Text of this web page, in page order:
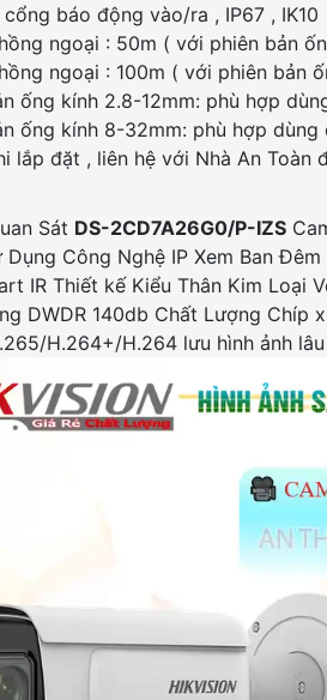
Đầu Ghi Hình
Hikvision
Dahua
Kbvision
báo động vào/ra , IP67 , IK10
ngoại : 50m ( với phiên bản
ngoại : 100m ( với phiên bản
ống kính 2.8-12mm: phù hợp
ống kính 8-32mm: phù hợp
lắp đặt , liên hệ với Nhà An
Sát DS-2CD7A26G0/P-IZS
Dụng Công Nghệ IP Xem Ban
IR Thiết kế Kiểu Thân Kim Loại
DWDR 140db Chất Lượng Chíp
H.264+/H.264 lưu hình ảnh